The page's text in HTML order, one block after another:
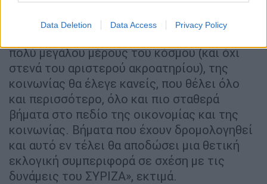
Data Deletion Data Access Privacy Policy
πολύ μεγάλου μέρους του κόσμου (και όχι
στενά του αριστερού ακροατηρίου), της
κοινωνίας θα έλεγε κανείς, που θέλει όλο
και περισσότερο, όλο και πιο σταθερά
βήματα στο πεδίο της οικονομίας και της
κοινωνίας. Βήματα που έχουν δρομολογηθεί
και αυτό εν τέλει θα αποδώσει μια θετική
εκλογική συμπεριφορά σε σχέση με τις
δυνάμεις του ΣΥΡΙΖΑ», εκτιμά.